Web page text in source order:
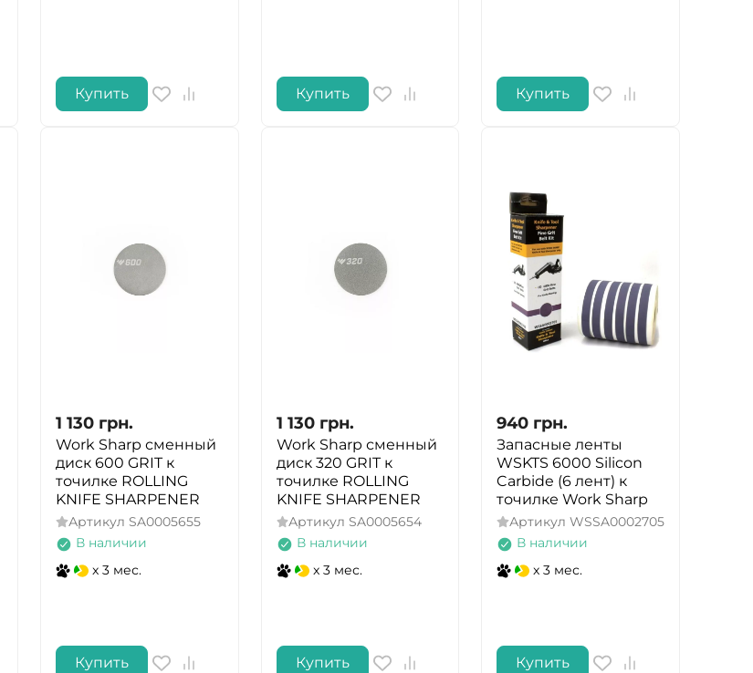
Купить Купить Купить
1 130 грн.
Work Sharp сменный
диск 600 GRIT к
точилке ROLLING
KNIFE SHARPENER
Артикул SA0005655
В наличии
x 3 мес.
Купить
1 130 грн.
Work Sharp сменный
диск 320 GRIT к
точилке ROLLING
KNIFE SHARPENER
Артикул SA0005654
В наличии
x 3 мес.
Купить
940 грн.
Запасные ленты
WSKTS 6000 Silicon
Carbide (6 лент) к
точилке Work Sharp
Артикул WSSA0002705
В наличии
x 3 мес.
Купить